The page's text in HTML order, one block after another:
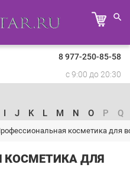
8 977-250-85-58
с 9:00 до 20:30
I J K L M N O P Q
косметика для
КОСМЕТИКА ДЛЯ